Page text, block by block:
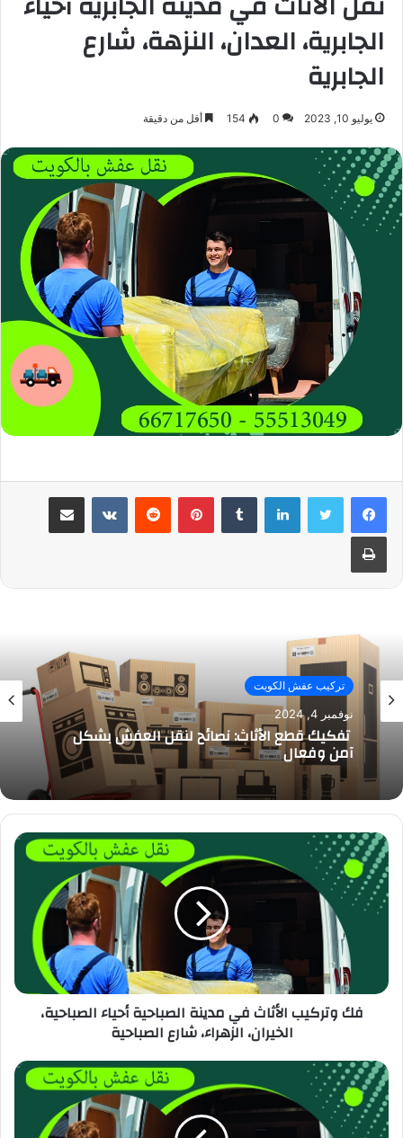
الجابرية، العدان، النزهة، شارع
الجابرية
يوليو 10, 2023 0
154 أقل من دقيقة
لينكدإن بينتيريست مشاركة عبر البريد
طباعة
تركيب عفش الكويت
نوفمبر 4, 2024
تفكيك قطع الأثاث: نصائح لنقل العفش بشكل
آمن وفعال
فك وتركيب الأثاث في مدينة الصباحية أحياء الصباحية،
الخيران، الزهراء، شارع الصباحية